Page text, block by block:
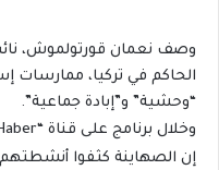
وصف نعمان قورتولموش،
الحاكم في تركيا، ممارسات
“وحشية” و”إبادة جماعية”.
إن الصهاينة كثفوا